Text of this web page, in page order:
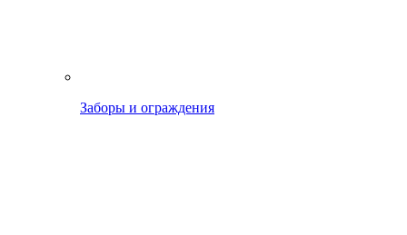
Заборы и ограждения